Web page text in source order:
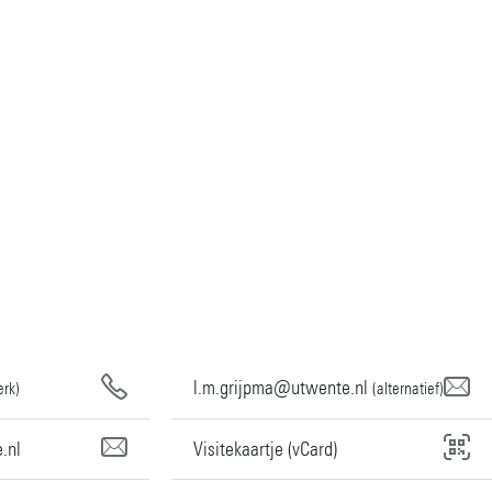
l.m.grijpma@utwente.nl (alternatief)
Visitekaartje (vCard)